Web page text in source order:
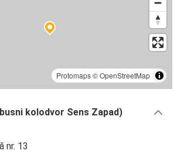
Protomaps©OpenStreetMap
kolodvor Sens Zapad)
nr. 13